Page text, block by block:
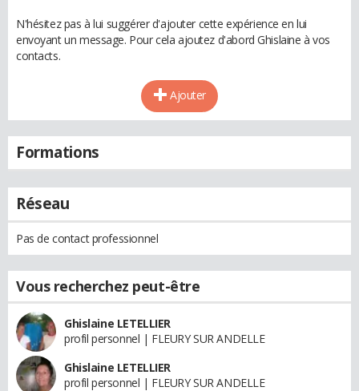
N'hésitez pas à lui suggérer d'ajouter cette expérience en lui
envoyant un message. Pour cela ajoutez d'abord Ghislaine à vos
contacts.
Ajouter
Formations
Réseau
Pas de contact professionnel
Vous recherchez peut-être
Ghislaine LETELLIER
profil personnel | FLEURY SUR ANDELLE
Ghislaine LETELLIER
profil personnel | FLEURY SUR ANDELLE